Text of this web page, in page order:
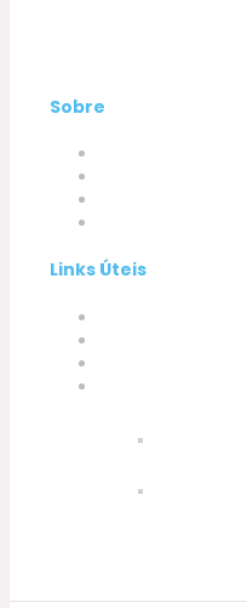
Sobre
Links Úteis